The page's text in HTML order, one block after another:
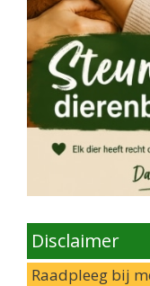
Disclaimer
Raadpleeg bij